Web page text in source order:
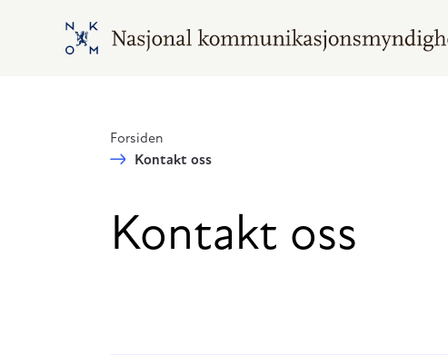
Hopp til hovedinnhold
Gå til hovedsiden
Forsiden
Kontakt oss
Kontakt oss